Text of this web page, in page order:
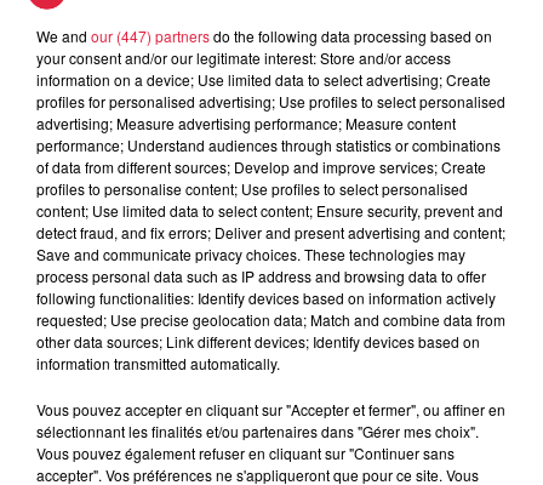
5 août 2026
Europa-Park : des précisons sur
l’après Euro-Mir
Dans la même série
La Minute Sport du Bas-Rhin -
La minute sport en Alsace avec Top Music
We and our (447) partnersdo the following data processing based on
your consent and/or our legitimate interest: Store and/or access
information on a device; Use limited data to select advertising; Create
profiles for personalised advertising; Use profiles to select personalised
advertising; Measure advertising performance; Measure content
performance; Understand audiences through statistics or combinations
of data from different sources; Develop and improve services; Create
profiles to personalise content; Use profiles to select personalised
content; Use limited data to select content; Ensure security, prevent and
detect fraud, and fix errors; Deliver and present advertising and content;
Save and communicate privacy choices. These technologies may
process personal data such as IP address and browsing data to offer
following functionalities: Identify devices based on information actively
requested; Use precise geolocation data; Match and combine data from
other data sources; Link different devices; Identify devices based on
information transmitted automatically.
Vous pouvez accepter en cliquant sur "Accepter et fermer", ou affiner en
sélectionnant les finalités et/ou partenaires dans "Gérer mes choix".
Vous pouvez également refuser en cliquant sur "Continuer sans
accepter". Vos préférences ne s'appliqueront que pour ce site. Vous